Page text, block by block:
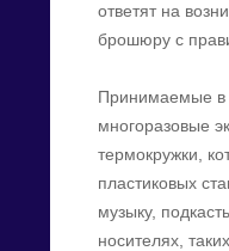
ответят на
брошюру с
Принимаемые в
многоразовые
термокружки,
пластиковых
музыку,
носителях,